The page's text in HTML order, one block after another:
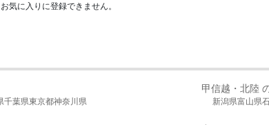
気に入りに登録できません。
千葉県東京都神奈川県
甲信越・北陸
新潟県富山県